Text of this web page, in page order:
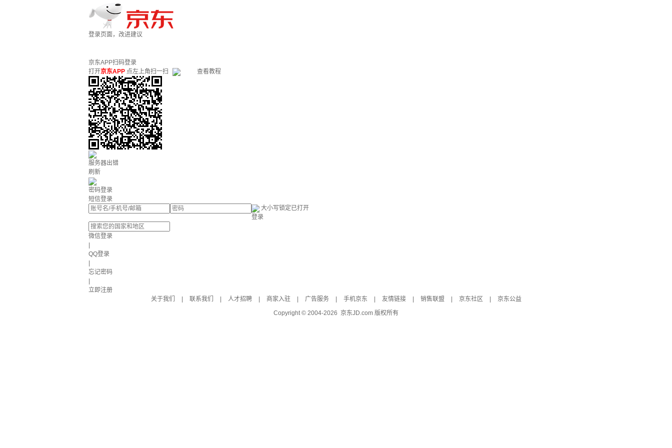
登录页面，改进建议
京东APP扫码登录
打开京东APP 点左上角扫一扫 查看教程
服务器出错
刷新
密码登录
短信登录
大小写锁定已打开
登录
微信登录
QQ登录
忘记密码
立即注册
关于我们
联系我们 人才招聘 商家入驻 广告服务 手机京东 友情链接 销售联盟 京东社区
京东公益
Copyright © 2004-2026 京东JD.com 版权所有